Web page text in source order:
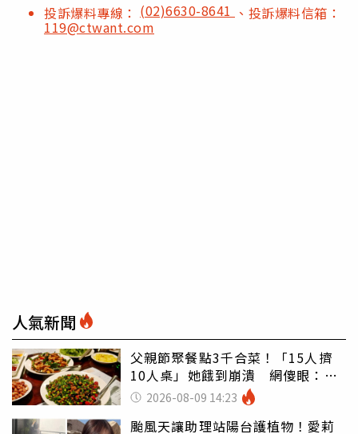
投訴爆料專線： (02)6630-8641 、投訴爆料信箱：
119@ctwant.com
人氣新聞
父親節聚餐點3千合菜！「15人擠
10人桌」她餓到崩潰 網傻眼：讓
店家看笑話
2026-08-09 14:23
颱風天讓助理站陽台護植物！愛莉